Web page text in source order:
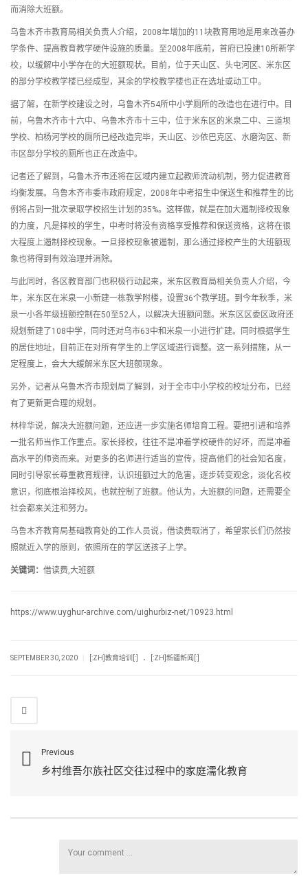
而消除大班额。
乌鲁木齐市教育局相关负责人介绍，2008年增加的11块教育用地是用来改善办
学条件、提高教育教学硬件设施的质量。至2008年底前，首府已投建10所新学
校，以缓解中小学存在的大班额现状。目前，位于天山区、头屯河区、米东区
的部分学校教学楼已经成型，其余的学校教学楼也正在选址或动工中。
据了解，在新学校建设之时，乌鲁木齐54所中小学厕所的改造也在进行中。目
前，乌鲁木齐市十六中、乌鲁木齐市十三中，位于米东区的米泉二中、三道坝
学校、柏杨河学校的厕所已经改造完毕，天山区、沙依巴克区、水磨沟区、新
市区部分学校的厕所也正在改造中。
记者还了解到，乌鲁木齐市还将在区域内建立起教师流动机制，努力促进教育
均衡发展。乌鲁木齐市委市政府规定，2008年中考招生中保送生和推荐生的比
例将占到一批次录取学校招生计划的35%。这样做，就是在加大遏制择校现象
的力度，凡是择校的学生，中考时将没有资格享受推荐和保送资格，这将在很
大程度上遏制择校现象。一旦择校现象被遏制，那么通过择校产生的大班额现
象也将得到有效治理并消除。
与此同时，各区教育部门也积极行动起来，米东区教育局相关负责人介绍，今
年，米东区在米泉一小新建一栋教学附楼，设置36个教学班。到今年秋季，米
泉一小各年级班额控制在50至52人，以解决大班额问题。米东区区委区政府还
规划新建了108中学，同时还对乌市63中和米泉一小进行扩建。同时根据学生
的居住地址，目前正在对所有学生的上学区域进行调整。这一系列措施，从一
定程度上，会大大缓解米东区大班额现象。
另外，记者从乌鲁木齐市规划局了解到，对于全市中小学校的校址分布，已经
有了更新更合理的规划。
林梓华说，解决大班额问题，还应进一步实施名师培育工程。要把引进和培养
一批名师当作工作重点。家长择校，往往不是冲着学校硬件的好坏，而是冲着
高水平的师资而来。对更多的名师进行适当的宣传，提高他们的社会知名度，
同时引导家长尊重教育规律，认识班额过大的危害，逐步转变观念，淡化名校
意识，彻底根治择校风，也就控制了班额。他认为，大班额的问题，还需要全
社会都来关注和努力。
乌鲁木齐教育局基础教育处的工作人员说，借读费取消了，希望家长们仍然按
照就近入学的原则，依照所在的学区送孩子上学。
关键词： 借读费,大班额
https://www.uyghur-archive.com/uighurbiz-net/10923.html
SEPTEMBER 30, 2020 [:ZH]教育培训[:] . [:ZH]新疆新闻[:]
Previous
乡村维吾尔族社区交往过程中的家庭濡化教育